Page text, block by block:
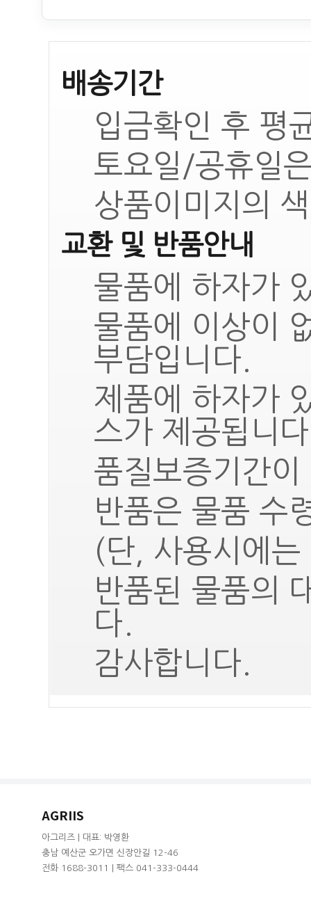
배송기간
입금확인 후 평
토요일/공휴일
상품이미지의
교환 및 반품안내
물품에 하자가
물품에 이상이
부담입니다.
제품에 하자가
스가 제공됩니
품질보증기간
반품은 물품 수
(단, 사용시에
반품된 물품의
다.
감사합니다.
AGRIIS
아그리즈 | 대표: 박영환
충남 예산군 오가면 신장안길 12-46
전화 1688-3011 | 팩스 041-333-0444